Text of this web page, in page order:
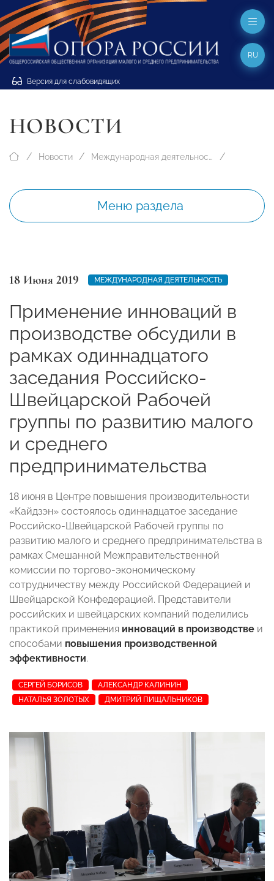
Версия для слабовидящих
RU
НОВОСТИ
Новости Международная деятельность
Меню раздела
18 Июня 2019 МЕЖДУНАРОДНАЯ ДЕЯТЕЛЬНОСТЬ
Применение инноваций в
производстве обсудили в
рамках одиннадцатого
заседания Российско-
Швейцарской Рабочей
группы по развитию малого
и среднего
предпринимательства
18 июня в Центре повышения производительности
«Кайдзэн» состоялось одиннадцатое заседание
Российско-Швейцарской Рабочей группы по
развитию малого и среднего предпринимательства в
рамках Смешанной Межправительственной
комиссии по торгово-экономическому
сотрудничеству между Российской Федерацией и
Швейцарской Конфедерацией. Представители
российских и швейцарских компаний поделились
практикой применения инноваций в производстве и
способами повышения производственной
эффективности.
СЕРГЕЙ БОРИСОВ
АЛЕКСАНДР КАЛИНИН
НАТАЛЬЯ ЗОЛОТЫХ
ДМИТРИЙ ПИЩАЛЬНИКОВ